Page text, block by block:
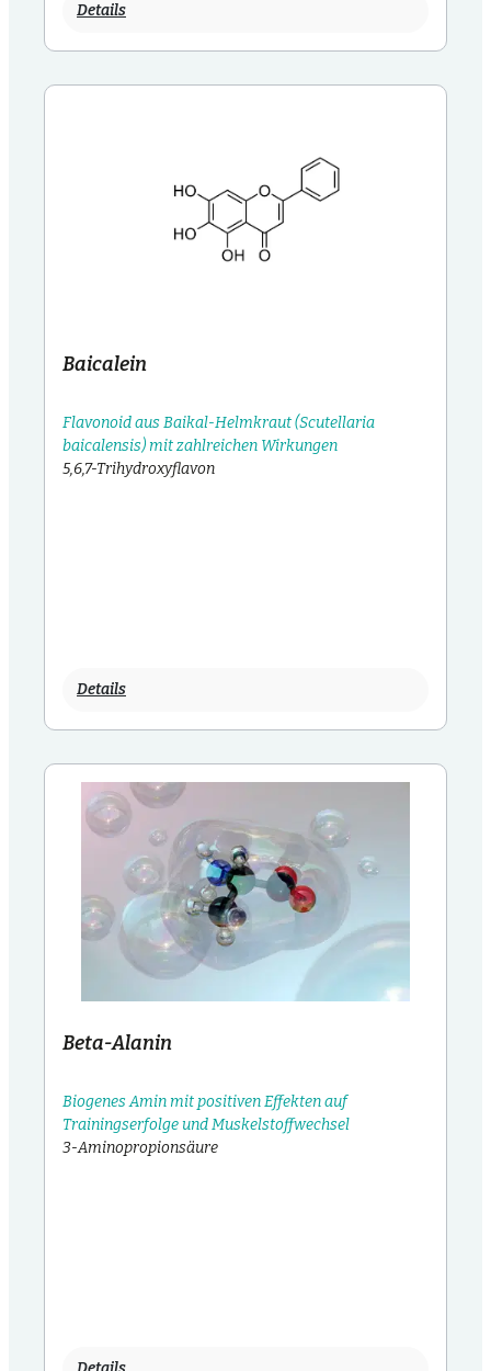
Details
Baicalein
Flavonoid aus Baikal-Helmkraut (Scutellaria
baicalensis) mit zahlreichen Wirkungen
5,6,7-Trihydroxyflavon
Details
Beta-Alanin
Biogenes Amin mit positiven Effekten auf
Trainingserfolge und Muskelstoffwechsel
3-Aminopropionsäure